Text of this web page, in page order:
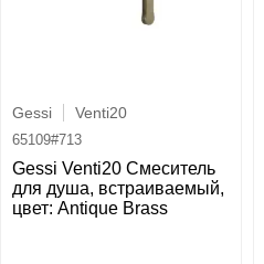
Gessi Venti20
65109#713
Gessi Venti20 Смеситель
для душа, встраиваемый,
цвет: Antique Brass